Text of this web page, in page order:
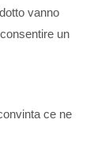
vanno
un
ce ne